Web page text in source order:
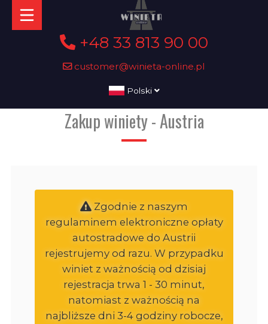
+48 33 813 90 00
customer@winieta-online.pl
Polski
Zakup winiety - Austria
Zgodnie z naszym
regulaminem elektroniczne opłaty
autostradowe do Austrii
rejestrujemy od razu. W przypadku
winiet z ważnością od dzisiaj
rejestracja trwa 1 - 30 minut,
natomiast z ważnością na
najbliższe dni 3-4 godziny robocze,